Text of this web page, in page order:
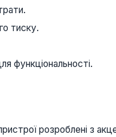
тиску.
функціональності.
розроблені з